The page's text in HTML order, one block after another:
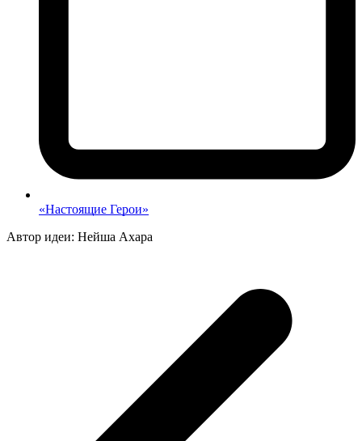
«Настоящие Герои»
Автор идеи: Нейша Ахара